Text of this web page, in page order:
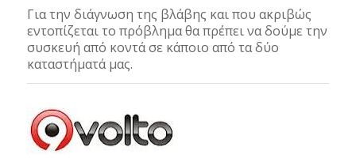
Για την διάγνωση της βλάβης και που ακριβώς
εντοπίζεται το πρόβλημα θα πρέπει να δούμε την
συσκευή από κοντά σε κάποιο από τα δύο
καταστήματά μας.